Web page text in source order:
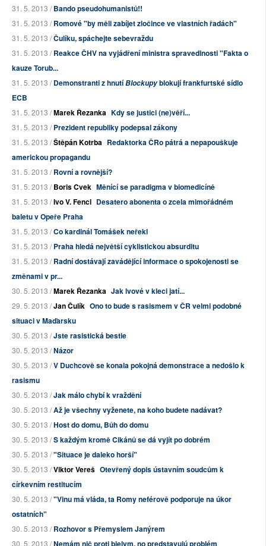
31. 5. 2013 /Bando pseudohumanistů!!
31. 5. 2013 /Romové "by měli zabíjet zločince ve vlastních řadách"
31. 5. 2013 /Čulíku, spáchejte sebevraždu
31. 5. 2013 /Reakce ČHV na vyjádření ministra spravedlnosti "Fakta o
kauze Torub...
31. 5. 2013 /Demonstranti z hnutíBlockupyblokují frankfurtské sídlo
ECB
31. 5. 2013 /Marek Řezanka Kdy se justici (ne)věří...
31. 5. 2013 /Prezident republiky podepsal zákony
31. 5. 2013 /Štěpán Kotrba Redaktorka ČRo pátrá a nepapouškuje
americkou propagandu
31. 5. 2013 /Rovní a rovnější?
31. 5. 2013 /Boris Cvek Měnící se paradigma v biomedicíně
31. 5. 2013 /Ivo V. Fencl Desatero abonenta o zcela mimořádném
baletu v Opeře Praha
31. 5. 2013 /Co kardinál Tomášek neřekl
31. 5. 2013 /Praha hledá největší cyklistickou absurditu
31. 5. 2013 /Radní dostávají zavádějící informace o spokojenosti se
změnami v pr...
30. 5. 2013 /Marek Řezanka Jak lvové v kleci jatí...
29. 5. 2013 /Jan Čulík Ono to bude s rasismem v ČR velmi podobné
situaci v Maďarsku
30. 5. 2013 /Jste rasistická bestie
30. 5. 2013 /Názor
30. 5. 2013 /V Duchcově se konala pokojná demonstrace a nedošlo k
rasismu
30. 5. 2013 /Jak málo chybí k vraždění
30. 5. 2013 /Až je všechny vyženete, na koho budete nadávat?
30. 5. 2013 /Host do domu, Bůh do domu
30. 5. 2013 /S každým kromě Cikánů se dá vyjít po dobrém
30. 5. 2013 /"Situace je daleko horší"
30. 5. 2013 /Viktor Vereš Otevřený dopis ústavním soudcům k
církevním restitucím
30. 5. 2013 /"Vinu má vláda, ta Romy neférově podporuje na úkor
ostatních"
30. 5. 2013 /Rozhovor s Přemyslem Janýrem
30. 5. 2013 /Nemám nič proti bielym, no predstavujú problém